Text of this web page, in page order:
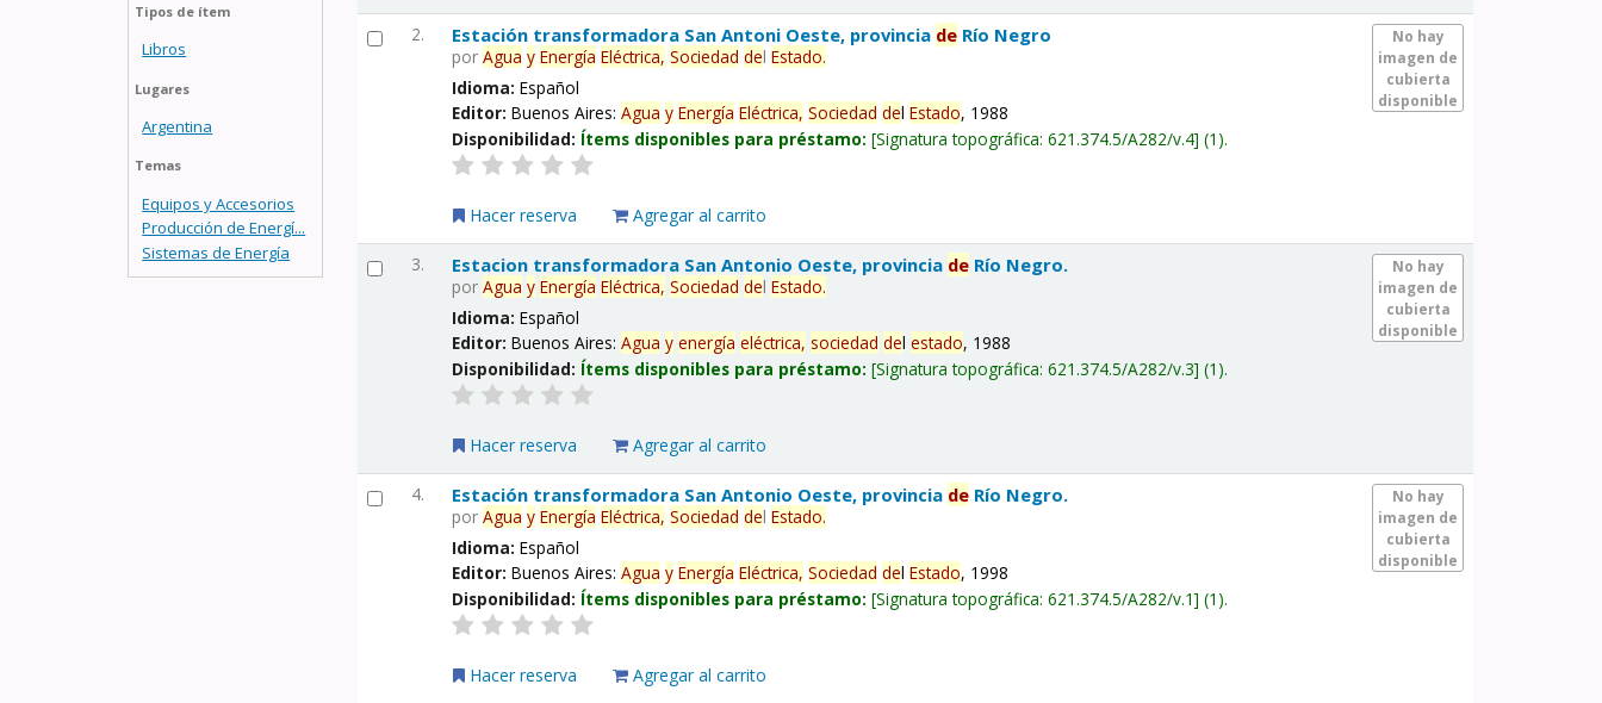
Tipos de ítem
Libros
Lugares
Argentina
Temas
Equipos y Accesorios
Producción de Energí...
Sistemas de Energía
2.
No hay
imagen de
cubierta
disponible
Estación transformadora San Antoni Oeste, provincia de Río Negro
porAgua y Energía Eléctrica, Sociedad delEstado.
Idioma:Español
Editor:Buenos Aires:Agua y Energía Eléctrica, Sociedad delEstado, 1988
Disponibilidad: Ítems disponibles para préstamo: Signatura topográfica:621.374.5/A282/v.4 (1).
Hacer reserva Agregar al carrito
3.
No hay
imagen de
cubierta
disponible
Estacion transformadora San Antonio Oeste, provincia de Río Negro.
porAgua y Energía Eléctrica, Sociedad delEstado.
Idioma:Español
Editor:Buenos Aires:Agua y energía eléctrica, sociedad delestado, 1988
Disponibilidad: Ítems disponibles para préstamo: Signatura topográfica:621.374.5/A282/v.3 (1).
Hacer reserva Agregar al carrito
4.
No hay
imagen de
cubierta
disponible
Estación transformadora San Antonio Oeste, provincia de Río Negro.
porAgua y Energía Eléctrica, Sociedad delEstado.
Idioma:Español
Editor:Buenos Aires:Agua y Energía Eléctrica, Sociedad delEstado, 1998
Disponibilidad: Ítems disponibles para préstamo: Signatura topográfica:621.374.5/A282/v.1 (1).
Hacer reserva Agregar al carrito